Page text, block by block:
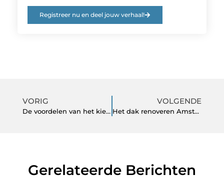
Registreer nu en deel jouw verhaal!
VORIG
De voordelen van het kiezen voor gevelbelettering
VOLGENDE
Het dak renoveren Amsterdam
Gerelateerde Berichten